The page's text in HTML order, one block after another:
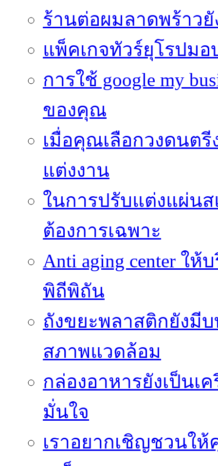
ร้านต่อผมลาดพร้าว
แพ็คเกจทัวร์ยุโรปม
การใช้ google my
ของคุณ
เมื่อคุณเลือกวงดนต
แต่งงาน
ในการปรับแต่งแผ่น
ต้องการเฉพาะ
Anti aging center ใ
พิถีพิถัน
ถังขยะพลาสติกยังมี
สภาพแวดล้อม
กล่องอาหารยังเป็นเ
มั่นใจ
เราอยากเชิญชวนใ